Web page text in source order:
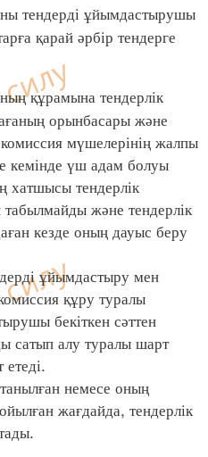
тендерді ұйымдастырушы
қарай әрбір тендерге
құрамына тендерлік
орынбасары және
мүшелерінің жалпы
кемінде үш адам болуы
хатшысы тендерлік
және тендерлік
кезде оның дауыс беру
ұйымдастыру мен
құру туралы
бекіткен сәттен
сатып алу туралы шарт
етеді.
немесе оның
жағдайда, тендерлік